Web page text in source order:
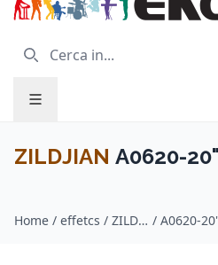
ZILDJIAN A0620-
Home / effetcs / ZILDJIAN /